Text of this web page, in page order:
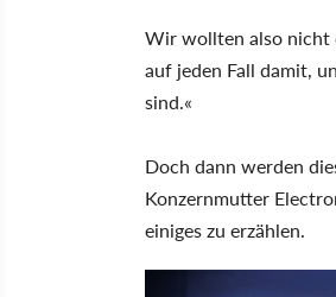
Wir wollten also nicht
auf jeden Fall damit,
sind.«
Doch dann werden
Konzernmutter
einiges zu erzählen.